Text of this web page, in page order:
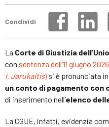
Condividi
La Corte di Giustizia
con sentenza dell’11 giugno
I. Jarukaitis) si è pronunciata
un conto di pagamento
di inserimento nell’elenco
La CGUE, infatti, evidenzia